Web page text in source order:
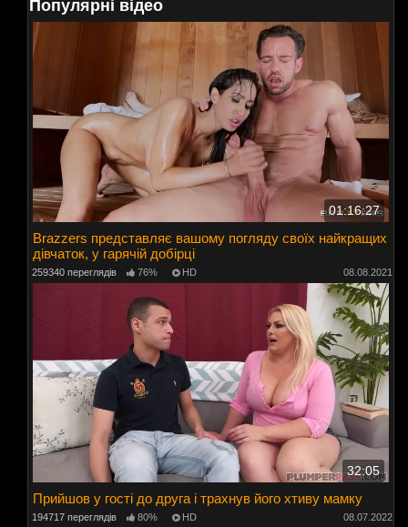
Популярні відео
01:16:27
Brazzers представляє вашому погляду своїх найкращих
дівчаток, у гарячій добірці
259340 переглядів 76% HD 08.08.2021
32:05
Прийшов у гості до друга і трахнув його хтиву мамку
194717 переглядів 80% HD 08.07.2022